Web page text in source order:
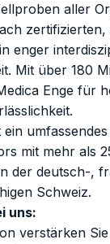
aller
zertifizierten,
enger
Mit über 180
Enge für
ein
mit mehr als
der deutsch-,
Schweiz.
uns:
verstärken